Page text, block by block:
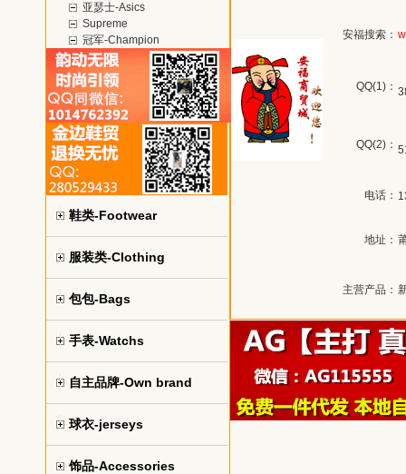
亚瑟士-Asics
Supreme
冠军-Champion
鞋类-Footwear
服装类-Clothing
包包-Bags
手表-Watchs
自主品牌-Own brand
球衣-jerseys
饰品-Accessories
安福搜索：
QQ(1)：
QQ(2)：
电话：
地址：
主营产品：